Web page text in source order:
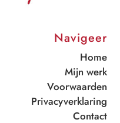
Navigeer
Home
Mijn werk
Voorwaarden
Privacyverklaring
Contact